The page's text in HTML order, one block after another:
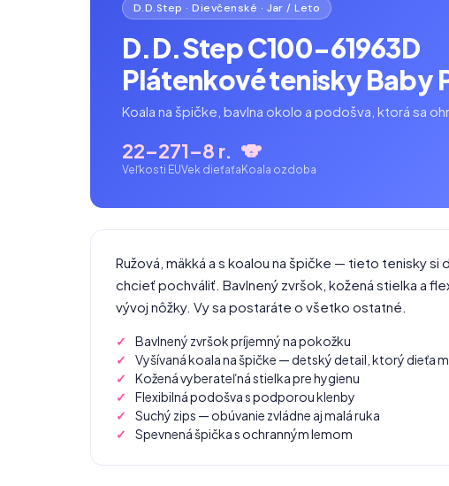
D.D.Step · Dievčenské · Jar / Leto
D.D.Step C100-61963D
Plátenkové tenisky Baby
Koala na špičke, bavlna okolo a podošva, ktorá sa
22–27
Veľkosti EU
1–8 r.
Vek dieťaťa
🐨
Koala ozdoba
Ružová, mäkká a s koalou na špičke — tieto tenisky
chcieť pochváliť. Bavlnený zvršok, kožená stielka a
vývoj nôžky. Vy sa postaráte o všetko ostatné.
Bavlnený zvršok príjemný na pokožku
Vyšívaná koala na špičke — detský detail, ktorý dieťa
Kožená vyberateľná stielka pre hygienu
Flexibilná podošva s podporou klenby
Suchý zips — obúvanie zvládne aj malá ruka
Spevnená špička s ochranným lemom